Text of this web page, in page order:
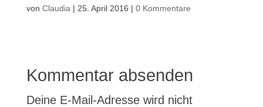
von Claudia | 25. April 2016 | 0 Kommentare
Kommentar absenden
Deine E-Mail-Adresse wird nicht